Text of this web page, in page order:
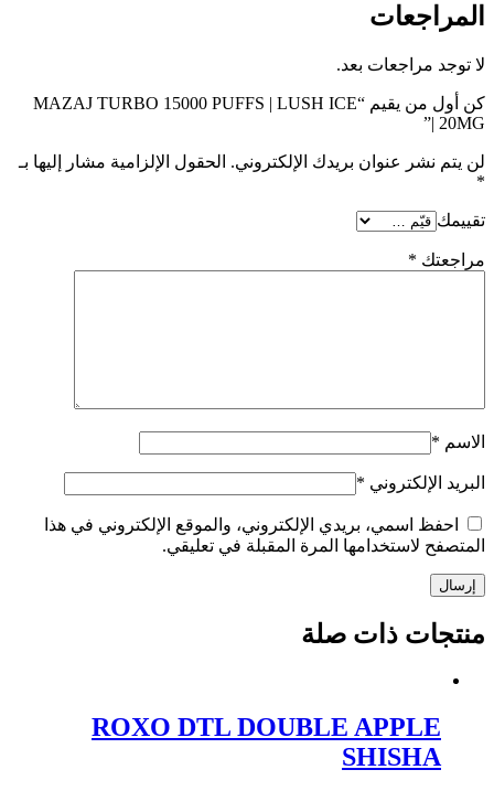
المراجعات
لا توجد مراجعات بعد.
كن أول من يقيم “MAZAJ TURBO 15000 PUFFS | LUSH ICE
20MG |”
لن يتم نشر عنوان بريدك الإلكتروني. الحقول الإلزامية مشار إليها بـ
*
تقييمك
مراجعتك *
الاسم *
البريد الإلكتروني *
احفظ اسمي، بريدي الإلكتروني، والموقع الإلكتروني في هذا
المتصفح لاستخدامها المرة المقبلة في تعليقي.
إرسال
منتجات ذات صلة
ROXO DTL DOUBLE APPLE
SHISHA